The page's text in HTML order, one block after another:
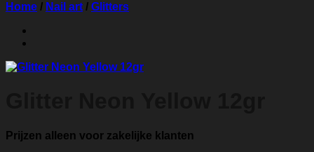
Home / Nail art / Glitters
Prijzen alleen voor zakelijke klanten